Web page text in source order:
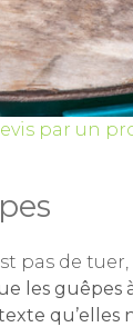
par un
pas de
les guêpes
qu’elles